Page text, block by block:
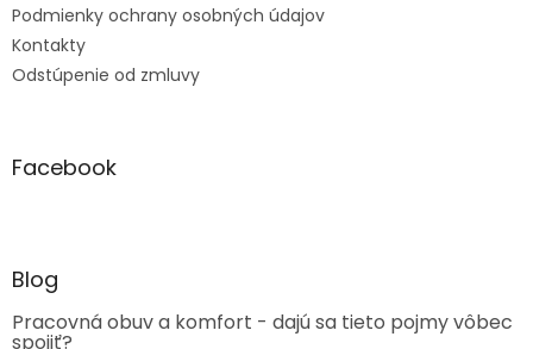
Podmienky ochrany osobných údajov
Kontakty
Odstúpenie od zmluvy
Facebook
Blog
Pracovná obuv a komfort - dajú sa tieto pojmy vôbec
spojiť?